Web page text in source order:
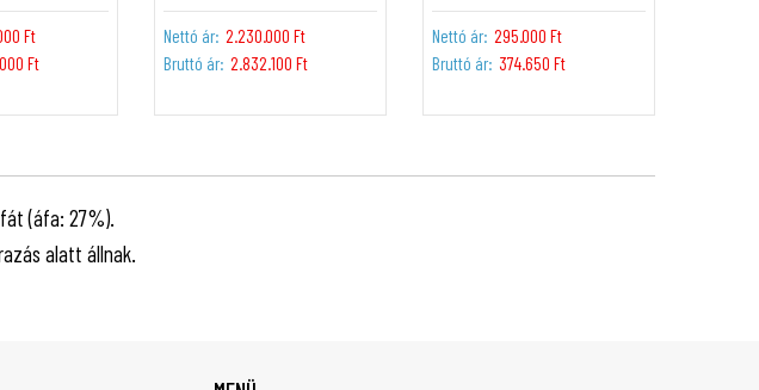
Ft
Ft
Nettó ár: 2.230.000 Ft
Bruttó ár: 2.832.100 Ft
Nettó ár: 295.000 Ft
Bruttó ár: 374.650 Ft
(áfa: 27%).
alatt állnak.